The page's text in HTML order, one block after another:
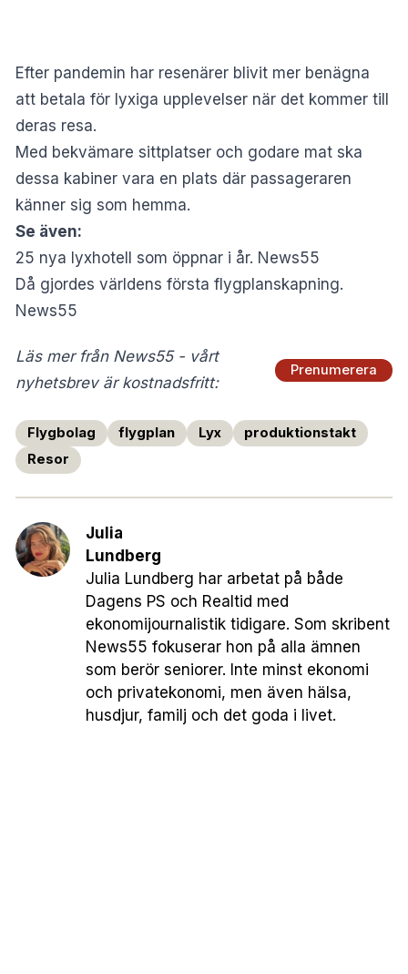
Efter pandemin har resenärer blivit mer benägna
att betala för lyxiga upplevelser när det kommer till
deras resa.
Med bekvämare sittplatser och godare mat ska
dessa kabiner vara en plats där passageraren
känner sig som hemma.
Se även:
25 nya lyxhotell som öppnar i år. News55
Då gjordes världens första flygplanskapning.
News55
Läs mer från News55 - vårt
nyhetsbrev är kostnadsfritt:
Prenumerera
Flygbolag flygplan Lyx
produktionstakt
Resor
Julia
Lundberg
Julia Lundberg har arbetat på både
Dagens PS och Realtid med
ekonomijournalistik tidigare. Som skribent
News55 fokuserar hon på alla ämnen
som berör seniorer. Inte minst ekonomi
och privatekonomi, men även hälsa,
husdjur, familj och det goda i livet.